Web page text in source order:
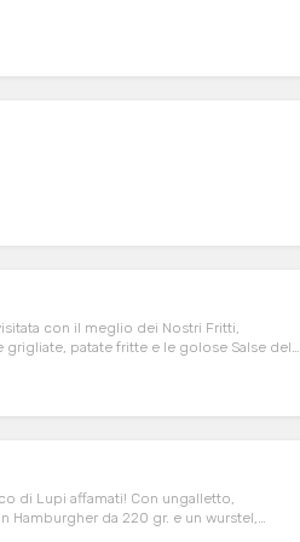
con il meglio dei Nostri Fritti,
patate fritte e le golose Salse della
di Lupi affamati! Con ungalletto,
Hamburgher da 220 gr. e un wurstel,